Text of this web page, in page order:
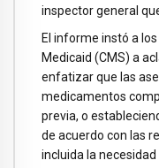
inspector general
El informe instó a
Medicaid (CMS) a
enfatizar que las
medicamentos
previa, o
de acuerdo con las
incluida la